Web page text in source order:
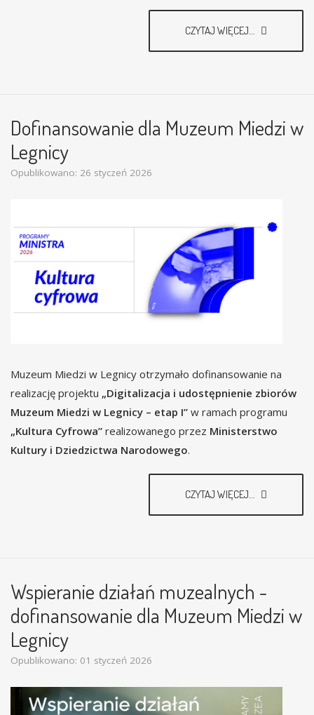
CZYTAJ WIĘCEJ...
Dofinansowanie dla Muzeum Miedzi w
Legnicy
Opublikowano: 26 styczeń 2026
Muzeum Miedzi w Legnicy otrzymało dofinansowanie na
realizację projektu „Digitalizacja i udostępnienie zbiorów
Muzeum Miedzi w Legnicy – etap I” w ramach programu
„Kultura Cyfrowa” realizowanego przez Ministerstwo
Kultury i Dziedzictwa Narodowego.
CZYTAJ WIĘCEJ...
Wspieranie działań muzealnych -
dofinansowanie dla Muzeum Miedzi w
Legnicy
Opublikowano: 01 styczeń 2026